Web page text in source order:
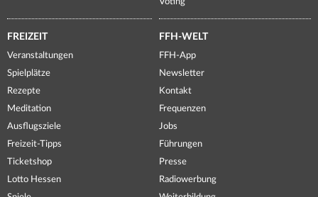
FREIZEIT
Veranstaltungen
Spielplätze
Rezepte
Meditation
Ausflugsziele
Freizeit-Tipps
Ticketshop
Lotto Hessen
FFH-WELT
FFH-App
Newsletter
Kontakt
Frequenzen
Jobs
Führungen
Presse
Radiowerbung